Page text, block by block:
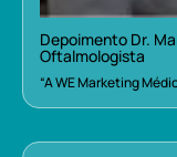
Depoimento Dr.
Oftalmologista
“A WE Marketing